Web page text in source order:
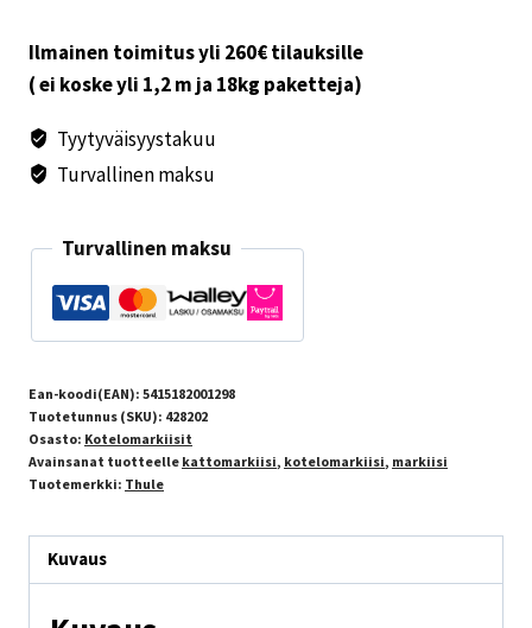
Saphir
Blau
Ilmainen toimitus yli 260€ tilauksille
( ei koske yli 1,2 m ja 18kg paketteja)
Tyytyväisyystakuu
Turvallinen maksu
Turvallinen maksu
Ean-koodi(EAN): 5415182001298
Tuotetunnus (SKU): 428202
Osasto: Kotelomarkiisit
Avainsanat tuotteelle kattomarkiisi, kotelomarkiisi, markiisi
Tuotemerkki: Thule
Kuvaus